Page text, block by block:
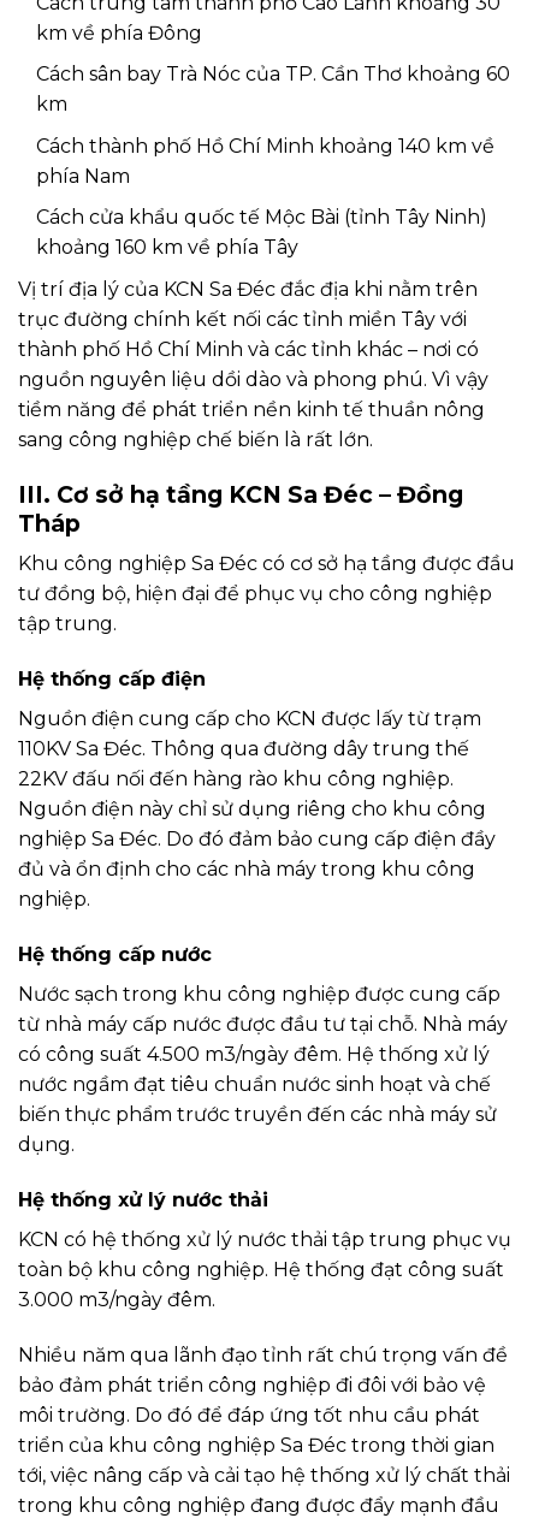
km về phía Đông
Cách sân bay Trà Nóc của TP. Cần Thơ khoảng 60
km
Cách thành phố Hồ Chí Minh khoảng 140 km về
phía Nam
Cách cửa khẩu quốc tế Mộc Bài (tỉnh Tây Ninh)
khoảng 160 km về phía Tây
Vị trí địa lý của KCN Sa Đéc đắc địa khi nằm trên
trục đường chính kết nối các tỉnh miền Tây với
thành phố Hồ Chí Minh và các tỉnh khác – nơi có
nguồn nguyên liệu dồi dào và phong phú. Vì vậy
tiềm năng để phát triển nền kinh tế thuần nông
sang công nghiệp chế biến là rất lớn.
III. Cơ sở hạ tầng KCN Sa Đéc – Đồng
Tháp
Khu công nghiệp Sa Đéc có cơ sở hạ tầng được đầu
tư đồng bộ, hiện đại để phục vụ cho công nghiệp
tập trung.
Hệ thống cấp điện
Nguồn điện cung cấp cho KCN được lấy từ trạm
110KV Sa Đéc. Thông qua đường dây trung thế
22KV đấu nối đến hàng rào khu công nghiệp.
Nguồn điện này chỉ sử dụng riêng cho khu công
nghiệp Sa Đéc. Do đó đảm bảo cung cấp điện đầy
đủ và ổn định cho các nhà máy trong khu công
nghiệp.
Hệ thống cấp nước
Nước sạch trong khu công nghiệp được cung cấp
từ nhà máy cấp nước được đầu tư tại chỗ. Nhà máy
có công suất 4.500 m3/ngày đêm. Hệ thống xử lý
nước ngầm đạt tiêu chuẩn nước sinh hoạt và chế
biến thực phẩm trước truyền đến các nhà máy sử
dụng.
Hệ thống xử lý nước thải
KCN có hệ thống xử lý nước thải tập trung phục vụ
toàn bộ khu công nghiệp. Hệ thống đạt công suất
3.000 m3/ngày đêm.
Nhiều năm qua lãnh đạo tỉnh rất chú trọng vấn đề
bảo đảm phát triển công nghiệp đi đôi với bảo vệ
môi trường. Do đó để đáp ứng tốt nhu cầu phát
triển của khu công nghiệp Sa Đéc trong thời gian
tới, việc nâng cấp và cải tạo hệ thống xử lý chất thải
trong khu công nghiệp đang được đẩy mạnh đầu